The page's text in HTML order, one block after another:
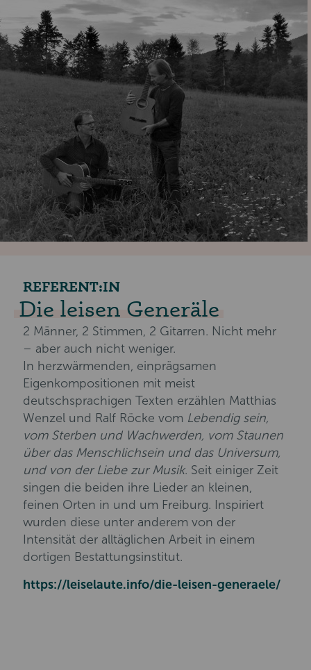
REFERENT:IN
Die leisen Generäle
2 Männer, 2 Stimmen, 2 Gitarren. Nicht mehr
– aber auch nicht weniger.
In herzwärmenden, einprägsamen
Eigenkompositionen mit meist
deutschsprachigen Texten erzählen Matthias
Wenzel und Ralf Röcke vom Lebendig sein,
vom Sterben und Wachwerden, vom Staunen
über das Menschlichsein und das Universum,
und von der Liebe zur Musik. Seit einiger Zeit
singen die beiden ihre Lieder an kleinen,
feinen Orten in und um Freiburg. Inspiriert
wurden diese unter anderem von der
Intensität der alltäglichen Arbeit in einem
dortigen Bestattungsinstitut.
https://leiselaute.info/die-leisen-generaele/